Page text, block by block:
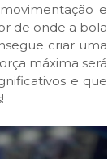
e
de onde a bola
criar uma
máxima será
e que